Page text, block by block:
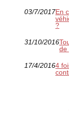
03/7/2017En
?
31/10/2016
de
17/4/20164